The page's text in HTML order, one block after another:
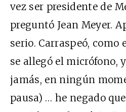
vez ser presidente de
preguntó Jean Meyer.
serio. Carraspeó, como
se allegó el micrófono,
jamás, en ningún
pausa) … he negado